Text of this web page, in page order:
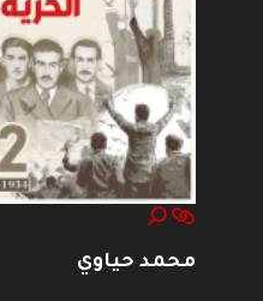
محمد حياوي